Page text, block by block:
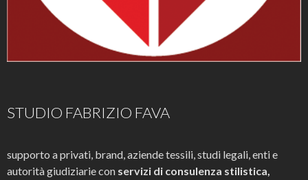
STUDIO FABRIZIO FAVA
supporto a privati, brand, aziende tessili, studi legali, enti e
autorità giudiziarie con servizi di consulenza stilistica,